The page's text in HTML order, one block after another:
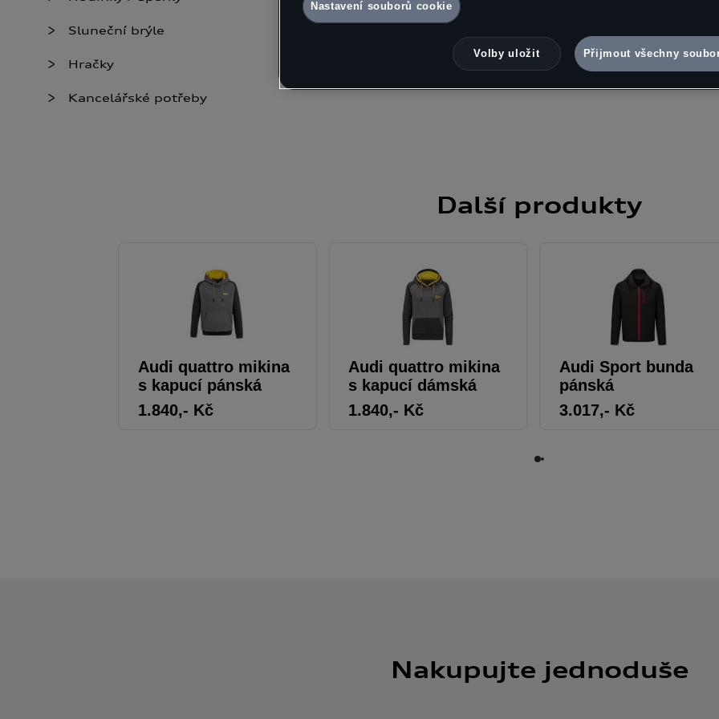
Sluneční brýle
Hračky
Kancelářské potřeby
Dalšíprodukty
Audi quattro mikina
s kapucí pánská
1.840,- Kč
Audi quattro mikina
s kapucí dámská
1.840,- Kč
Audi Sport bunda
pánská
3.017,- Kč
Nakupujte jednoduše
naleznete v Zásadách používání souborů cookie nebo v Nastavení souborů
Nastavení souborů cookie
Volby uložit Přijmout všechny